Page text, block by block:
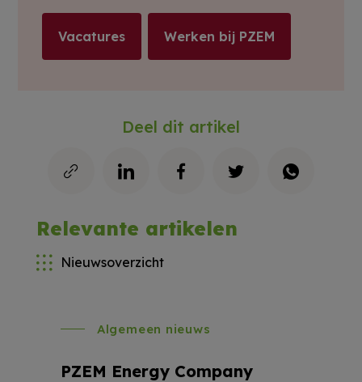
Vacatures Werken bij PZEM
Deel dit artikel
Relevante artikelen
Nieuwsoverzicht
Algemeen nieuws
PZEM Energy Company